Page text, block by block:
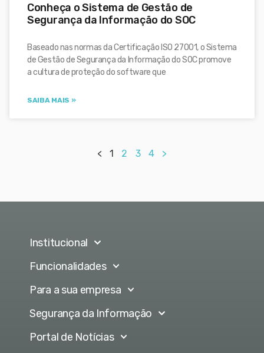
Conheça o Sistema de Gestão de
Segurança da Informação do SOC
Baseado nas normas da Certificação ISO 27001, o Sistema
de Gestão de Segurança da Informação do SOC promove
a cultura de proteção do software que
SAIBA MAIS »
< 1 2 3 4 >
Institucional
Funcionalidades
Para a sua empresa
Segurança da Informação
Portal de Notícias